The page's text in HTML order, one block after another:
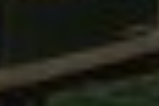
Medien akzeptiert
auf externe Inhalte
mehr.